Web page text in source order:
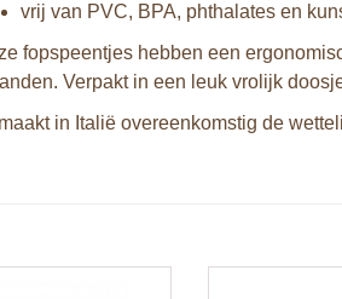
vrij van PVC, BPA, phthalates en
fopspeentjes hebben een
Verpakt in een leuk vrolijk
in Italië overeenkomstig de